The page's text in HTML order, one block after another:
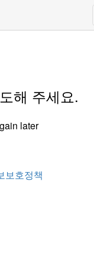
해 주세요.
later
보호정책